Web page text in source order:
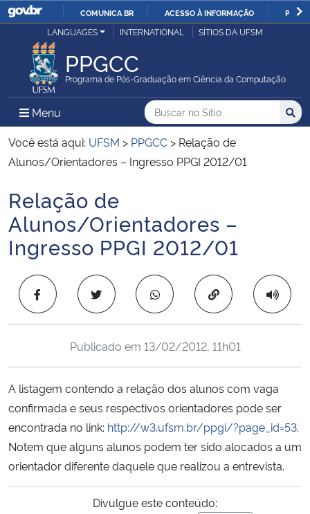
IR
COMUNICA BR ACESSO À INFORMAÇÃO
Ministério da Justiça e Segurança Pública
Ministério da Defesa
Ministério das Relações Exteriores
Ministério da Infraestrutura
Ministério da Agricultura, Pecuária e Abastecimento
Ministério da Educação
Ministério de Minas e Energia
Ministério da Ciência, Tecnologia, Inovações e Comunicações
Ministério do Meio Ambiente
LANGUAGES INTERNATIONAL SÍTIOS DA UFSM
PPGCC
Programa de Pós-Graduação em Ciência da Computação
Menu Menu Principal do Sítio
Busca
Buscar no no Sítio
Busca:
Você está aqui: UFSM > PPGCC > Relação de
Alunos/Orientadores – Ingresso PPGI 2012/01
Início do conteúdo
Relação de
Alunos/Orientadores –
Ingresso PPGI 2012/01
Copiar para área
Publicado em 13/02/2012, 11h01
A listagem contendo a relação dos alunos com vaga
confirmada e seus respectivos orientadores pode ser
encontrada no link: http://w3.ufsm.br/ppgi/?page_id=53.
Notem que alguns alunos podem ter sido alocados a um
orientador diferente daquele que realizou a entrevista.
Divulgue este conteúdo: